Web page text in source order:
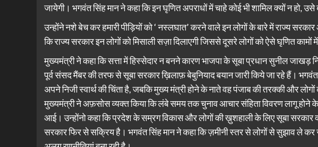
जायेगी। भगवंत सिंह मान ने कहा कि इन घृणित अपराधों में चाहे कोई भी शामिल क्यों न हो, उसे
उन्होंने नशे बेच कर हमारी पीड़ियों को ‘ नस्लघात’ करने वाले इन लोगों के बारे में राज्य
कि राज्य सरकार इन लोगों को मिसाली सज़ा दिलाएगी जिससे दूसरे लोगों को ऐसे घृणित कामों
मुख्यमंत्री ने कहा कि सत्ता में हिस्सेदार न बनने कारण भाजपा के सूबा प्रधान सुनील जाखड़
पूर्व संसद मैंबर की तरफ से सूबा सरकार ख़िलाफ़ बेबुनियाद बयान जारी किये जा रहे हैं।
अपने निजी स्वार्थ की चिंता है, जबकि मुख्य मंत्री होने के नाते वह पंजाब की तरक्की और
मुख्यमंत्री ने अफ़सोस व्यक्त किया कि लंबे समय तक चुनाव आचार संहिता विवरण लागू होने
आई। उन्होंनो कहा कि प्रदेश के सम्रग विकास और लोगों की ख़ुशहाली के लिए सूबा सरकार
सरकार फिर से सक्रिय है। भगवंत सिंह मान ने कहा कि ज़मीनी स्तर से लोगों से सुझाव ले